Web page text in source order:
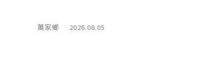
萬家鄉 2026.08.05